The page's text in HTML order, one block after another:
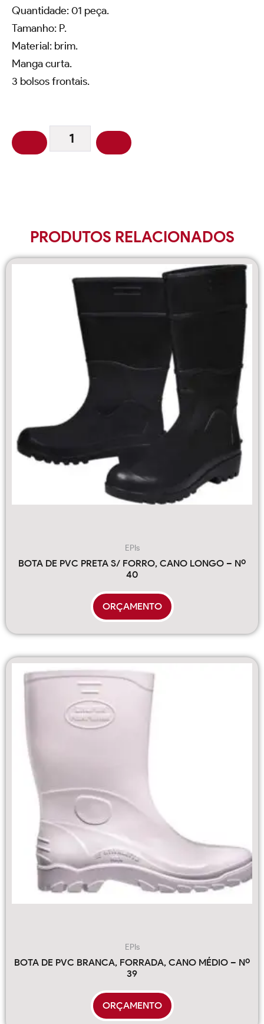
Quantidade: 01 peça.
Tamanho: P.
Material: brim.
Manga curta.
3 bolsos frontais.
PRODUTOS RELACIONADOS
EPIs
BOTA DE PVC PRETA S/ FORRO, CANO LONGO – Nº
40
ORÇAMENTO
EPIs
BOTA DE PVC BRANCA, FORRADA, CANO MÉDIO – Nº
39
ORÇAMENTO